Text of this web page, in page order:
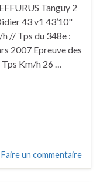
Tanguy 2
43 v1 43’10"
// Tps du 348e :
2007 Epreuve des
Km/h 26 …
Faire un commentaire